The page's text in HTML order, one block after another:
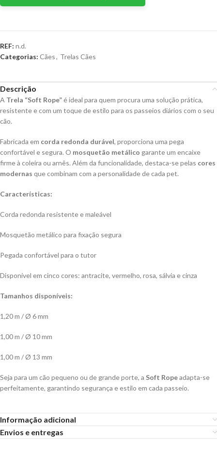
REF: n.d.
Categorias: Cães, Trelas Cães
Descrição
A Trela “Soft Rope”é ideal para quem procura uma solução prática,
resistente e com um toque de estilo para os passeios diários com o seu
cão.
Fabricada em corda redonda durável, proporciona uma pega
confortável e segura. O mosquetão metálico garante um encaixe
firme à coleira ou arnês. Além da funcionalidade, destaca-se pelas cores
modernas que combinam com a personalidade de cada pet.
Características:
Corda redonda resistente e maleável
Mosquetão metálico para fixação segura
Pegada confortável para o tutor
Disponível em cinco cores: antracite, vermelho, rosa, sálvia e cinza
Tamanhos disponíveis:
1,20 m / Ø 6 mm
1,00 m / Ø 10 mm
1,00 m / Ø 13 mm
Seja para um cão pequeno ou de grande porte, a Soft Ropeadapta-se
perfeitamente, garantindo segurança e estilo em cada passeio.
Informação adicional
Envios e entregas